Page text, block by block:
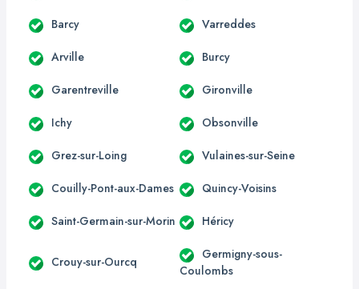
Barcy Varreddes
Arville Burcy
Garentreville Gironville
Ichy Obsonville
Grez-sur-Loing Vulaines-sur-Seine
Couilly-Pont-aux-Dames Quincy-Voisins
Saint-Germain-sur-Morin Héricy
Crouy-sur-Ourcq
Germigny-sous-
Coulombs